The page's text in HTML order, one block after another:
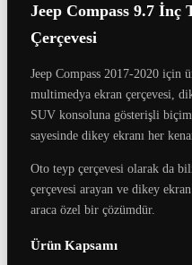
Jeep Compass 9.7
Çerçevesi
Jeep Compass 2017-2020 için
multimedya ekran çerçevesi,
SUV konsoluna gösterişli
sayesinde dikey ekranı her
Oto teyp çerçevesi olarak da
çerçevesi arayan ve dikey
araca özel bir çözümdür.
Ürün Kapsamı